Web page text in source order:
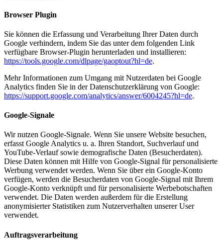
Browser Plugin
Sie können die Erfassung und Verarbeitung Ihrer Daten durch
Google verhindern, indem Sie das unter dem folgenden Link
verfügbare Browser-Plugin herunterladen und installieren:
https://tools.google.com/dlpage/gaoptout?hl=de.
Mehr Informationen zum Umgang mit Nutzerdaten bei Google
Analytics finden Sie in der Datenschutzerklärung von Google:
https://support.google.com/analytics/answer/6004245?hl=de.
Google-Signale
Wir nutzen Google-Signale. Wenn Sie unsere Website besuchen,
erfasst Google Analytics u. a. Ihren Standort, Suchverlauf und
YouTube-Verlauf sowie demografische Daten (Besucherdaten).
Diese Daten können mit Hilfe von Google-Signal für personalisierte
Werbung verwendet werden. Wenn Sie über ein Google-Konto
verfügen, werden die Besucherdaten von Google-Signal mit Ihrem
Google-Konto verknüpft und für personalisierte Werbebotschaften
verwendet. Die Daten werden außerdem für die Erstellung
anonymisierter Statistiken zum Nutzerverhalten unserer User
verwendet.
Auftragsverarbeitung